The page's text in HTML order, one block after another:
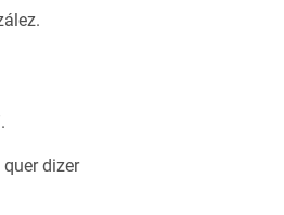
quer dizer